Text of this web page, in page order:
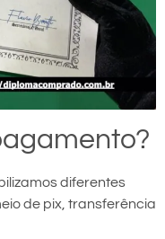
diferentes
de pix, transferência